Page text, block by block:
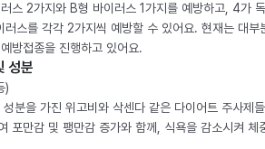
스 2가지와 B형 바이러스 1가지를 예방하고, 4가
스를 각각 2가지씩 예방할 수 있어요. 현재는 대부
방접종을 진행하고 있어요.
성분
)
분을 가진 위고비와 삭센다 같은 다이어트 주사제
포만감 및 팽만감 증가와 함께, 식욕을 감소시켜 체